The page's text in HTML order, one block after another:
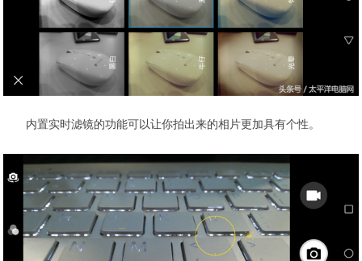
内置实时滤镜的功能可以让你拍出来的相片更加具有个性。